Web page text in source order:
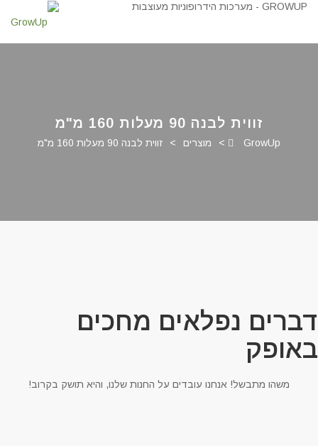
זווית לבנה 90 מעלות 160 מ"מ
GrowUp
> מוצרים > זווית לבנה 90 מעלות 160 מ"מ
נפלאים מחכים
משהו מתבשל! אנחנו עובדים על החנות שלנו, והיא תושק בקרוב!